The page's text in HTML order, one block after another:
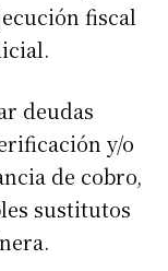
fiscal
deudas
y/o
de cobro,
sustitutos